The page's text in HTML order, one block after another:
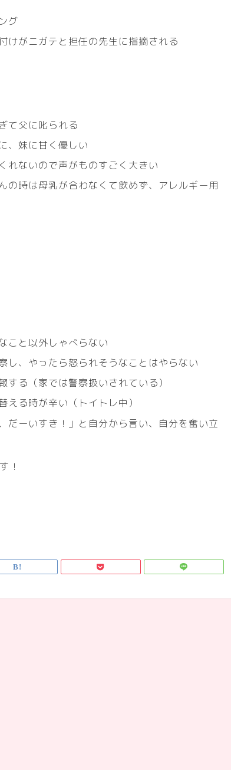
グ
けがニガテと担任の先生に指摘される
て父に叱られる
、妹に甘く優しい
れないので声がものすごく大きい
の時は母乳が合わなくて飲めず、アレルギー用
こと以外しゃべらない
し、やったら怒られそうなことはやらない
る（家では警察扱いされている）
る時が辛い（トイトレ中）
だーいすき！」と自分から言い、自分を奮い立
！